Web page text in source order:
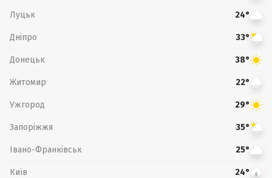
Луцьк 24°
Дніпро 33°
Донецьк 38°
Житомир 22°
Ужгород 29°
Запоріжжя 35°
Івано-Франківськ 25°
Київ 24°